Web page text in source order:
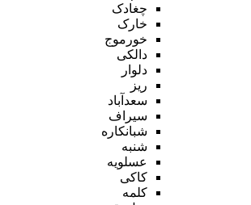
چغادک
خارک
خورموج
دالکی
دلوار
ریز
سعدآباد
سیراف
شبانکاره
شنبه
عسلویه
کاکی
کلمه